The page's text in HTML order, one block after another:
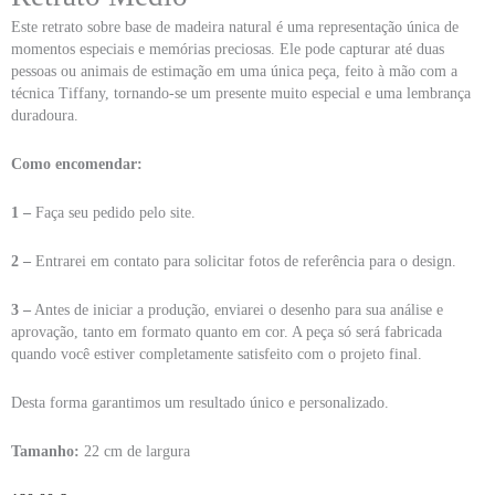
Este retrato sobre base de madeira natural é uma representação única de
momentos especiais e memórias preciosas. Ele pode capturar até duas
pessoas ou animais de estimação em uma única peça, feito à mão com a
técnica Tiffany, tornando-se um presente muito especial e uma lembrança
duradoura.
Como encomendar:
1 – Faça seu pedido pelo site.
2 – Entrarei em contato para solicitar fotos de referência para o design.
3 – Antes de iniciar a produção, enviarei o desenho para sua análise e
aprovação, tanto em formato quanto em cor. A peça só será fabricada
quando você estiver completamente satisfeito com o projeto final.
Desta forma garantimos um resultado único e personalizado.
Tamanho: 22 cm de largura